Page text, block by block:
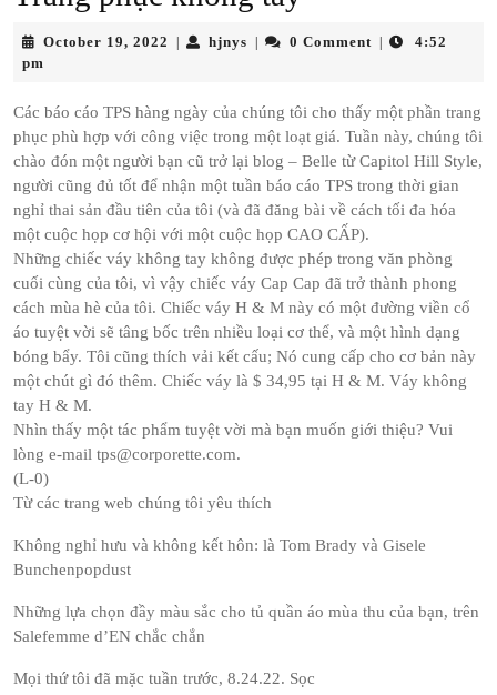
October 19, 2022 Octoberhjnys hjnys 0 Comment
4:52
pm
Các báo cáo TPS hàng ngày của chúng tôi cho thấy một phần trang
phục phù hợp với công việc trong một loạt giá. Tuần này, chúng tôi
chào đón một người bạn cũ trở lại blog – Belle từ Capitol Hill Style,
người cũng đủ tốt để nhận một tuần báo cáo TPS trong thời gian
nghỉ thai sản đầu tiên của tôi (và đã đăng bài về cách tối đa hóa
một cuộc họp cơ hội với một cuộc họp CAO CẤP).
Những chiếc váy không tay không được phép trong văn phòng
cuối cùng của tôi, vì vậy chiếc váy Cap Cap đã trở thành phong
cách mùa hè của tôi. Chiếc váy H & M này có một đường viền cổ
áo tuyệt vời sẽ tâng bốc trên nhiều loại cơ thể, và một hình dạng
bóng bẩy. Tôi cũng thích vải kết cấu; Nó cung cấp cho cơ bản này
một chút gì đó thêm. Chiếc váy là $ 34,95 tại H & M. Váy không
tay H & M.
Nhìn thấy một tác phẩm tuyệt vời mà bạn muốn giới thiệu? Vui
lòng e-mail tps@corporette.com.
(L-0)
Từ các trang web chúng tôi yêu thích
Không nghỉ hưu và không kết hôn: là Tom Brady và Gisele
Bunchenpopdust
Những lựa chọn đầy màu sắc cho tủ quần áo mùa thu của bạn, trên
Salefemme d’EN chắc chắn
Mọi thứ tôi đã mặc tuần trước, 8.24.22. Sọc